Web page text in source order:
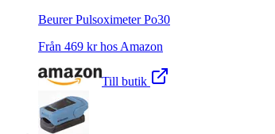
Beurer Pulsoximeter Po30
Från 469 kr hos Amazon
Till butik